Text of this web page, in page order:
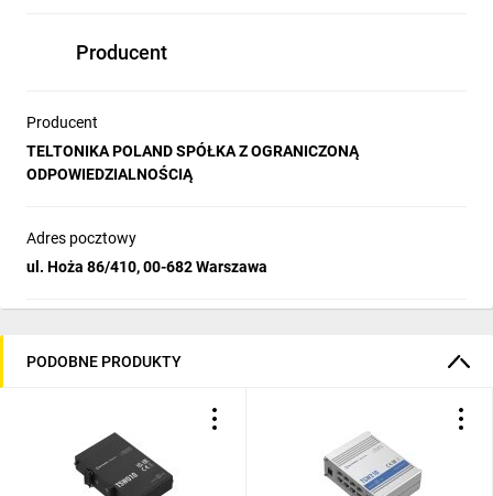
Producent
Producent
TELTONIKA POLAND SPÓŁKA Z OGRANICZONĄ
ODPOWIEDZIALNOŚCIĄ
Adres pocztowy
ul. Hoża 86/410, 00-682 Warszawa
PODOBNE PRODUKTY